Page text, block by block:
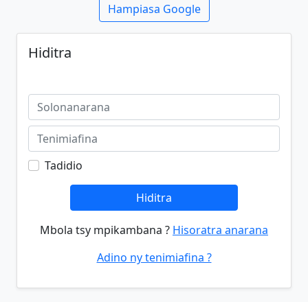
Hampiasa Google
Hiditra
Tadidio
Hiditra
Mbola tsy mpikambana ? Hisoratra anarana
Adino ny tenimiafina ?